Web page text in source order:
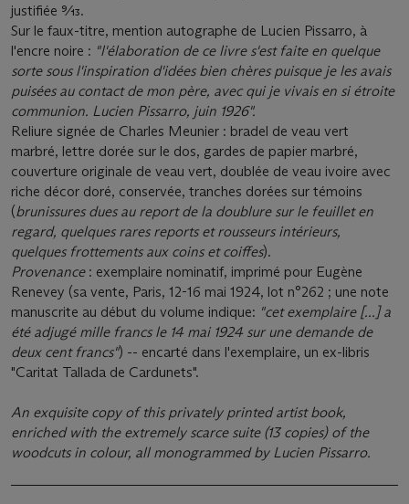
justifiée 9⁄13.
Sur le faux-titre, mention autographe de Lucien Pissarro, à
l'encre noire : "l'élaboration de ce livre s'est faite en quelque
sorte sous l'inspiration d'idées bien chères puisque je les avais
puisées au contact de mon père, avec qui je vivais en si étroite
communion. Lucien Pissarro, juin 1926".
Reliure signée de Charles Meunier : bradel de veau vert
marbré, lettre dorée sur le dos, gardes de papier marbré,
couverture originale de veau vert, doublée de veau ivoire avec
riche décor doré, conservée, tranches dorées sur témoins
(brunissures dues au report de la doublure sur le feuillet en
regard, quelques rares reports et rousseurs intérieurs,
quelques frottements aux coins et coiffes).
Provenance: exemplaire nominatif, imprimé pour Eugène
Renevey (sa vente, Paris, 12-16 mai 1924, lot n°262 ; une note
manuscrite au début du volume indique: "cet exemplaire [...] a
été adjugé mille francs le 14 mai 1924 sur une demande de
deux cent francs") -- encarté dans l'exemplaire, un ex-libris
"Caritat Tallada de Cardunets".
An exquisite copy of this privately printed artist book,
enriched with the extremely scarce suite (13 copies) of the
woodcuts in colour, all monogrammed by Lucien Pissarro.